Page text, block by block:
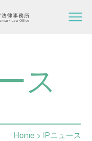
ス
Home> IPニュース